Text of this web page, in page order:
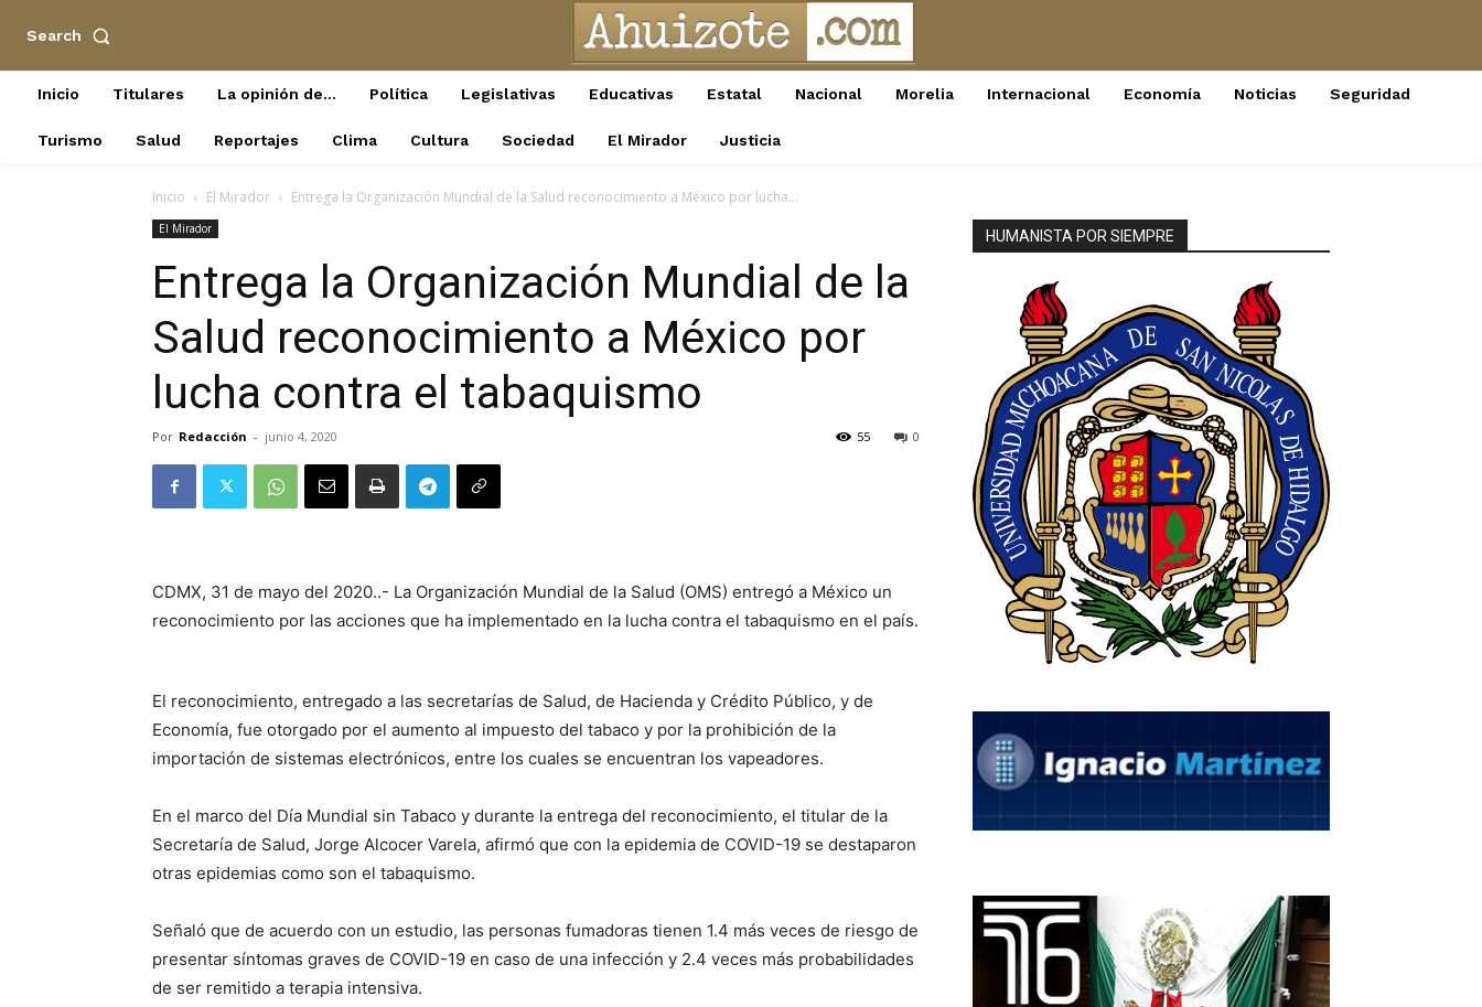
Search
Inicio Titulares La opinión de… Política Legislativas Educativas Estatal Nacional Morelia Internacional Economía Noticias Seguridad
Turismo Salud Reportajes Clima Cultura Sociedad El Mirador Justicia
Inicio El Mirador Entrega la Organización Mundial de la Salud reconocimiento a México por lucha...
El Mirador
Entrega la Organización Mundial de la
Salud reconocimiento a México por
lucha contra el tabaquismo
Por Redacción - junio 4, 2020 0
55
CDMX, 31 de mayo del 2020..- La Organización Mundial de la Salud (OMS) entregó a México un
reconocimiento por las acciones que ha implementado en la lucha contra el tabaquismo en el país.
El reconocimiento, entregado a las secretarías de Salud, de Hacienda y Crédito Público, y de
Economía, fue otorgado por el aumento al impuesto del tabaco y por la prohibición de la
importación de sistemas electrónicos, entre los cuales se encuentran los vapeadores.
En el marco del Día Mundial sin Tabaco y durante la entrega del reconocimiento, el titular de la
Secretaría de Salud, Jorge Alcocer Varela, afirmó que con la epidemia de COVID-19 se destaparon
otras epidemias como son el tabaquismo.
Señaló que de acuerdo con un estudio, las personas fumadoras tienen 1.4 más veces de riesgo de
presentar síntomas graves de COVID-19 en caso de una infección y 2.4 veces más probabilidades
de ser remitido a terapia intensiva.
HUMANISTA POR SIEMPRE